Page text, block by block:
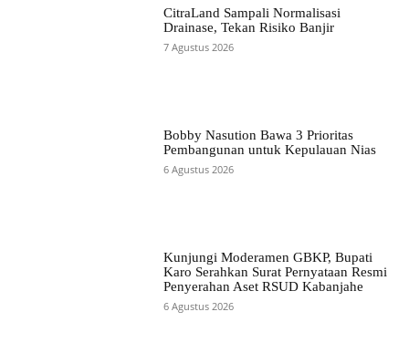
CitraLand Sampali Normalisasi
Drainase, Tekan Risiko Banjir
7 Agustus 2026
Bobby Nasution Bawa 3 Prioritas
Pembangunan untuk Kepulauan Nias
6 Agustus 2026
Kunjungi Moderamen GBKP, Bupati
Karo Serahkan Surat Pernyataan Resmi
Penyerahan Aset RSUD Kabanjahe
6 Agustus 2026